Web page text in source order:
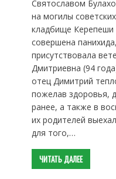
Святославом
на могилы
кладбище Керепеши
совершена
присутствовала
Дмитриевна (94
отец Димитрий
пожелав здоровья,
ранее, а также в
их родителей
для того,…
ЧИТАТЬ ДАЛЕЕ